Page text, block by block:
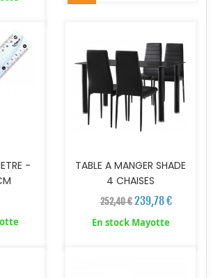
-
TABLE A MANGER SHADE
4 CHAISES
252,40 € 239,78 €
En stock Mayotte